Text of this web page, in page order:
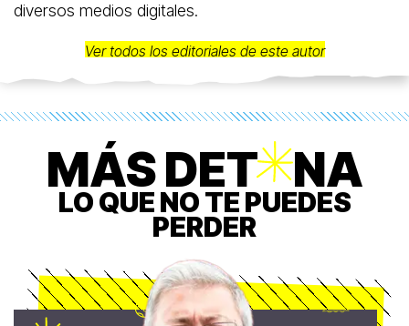
diversos medios digitales.
Ver todos los editoriales de este autor
MÁS DETONA
LO QUE NO TE PUEDES
PERDER